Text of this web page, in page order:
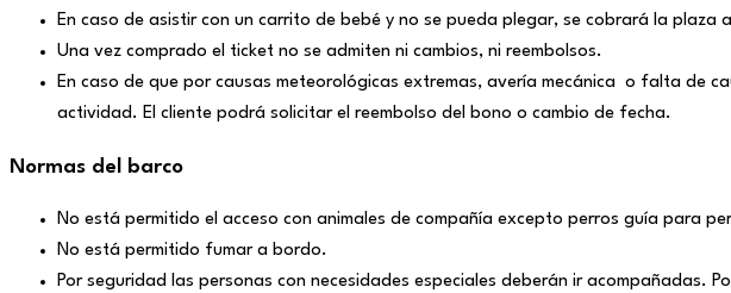
En caso de asistir con un carrito de bebé y no se pueda plegar, se cobrará la plaza
Una vez comprado el ticket no se admiten ni cambios, ni reembolsos.
En caso de que por causas meteorológicas extremas, avería mecánica o falta de
actividad. El cliente podrá solicitar el reembolso del bono o cambio de fecha.
Normas del barco
No está permitido el acceso con animales de compañía excepto perros guía para
No está permitido fumar a bordo.
Por seguridad las personas con necesidades especiales deberán ir acompañadas.